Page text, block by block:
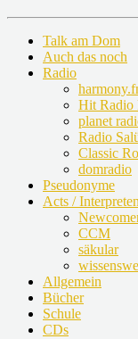
Talk am Dom
Auch das noch
Radio
Hit Radio
planet
Radio
Classic
domradio
Pseudonyme
Acts / Interpreten
CCM
säkular
Allgemein
Bücher
Schule
CDs